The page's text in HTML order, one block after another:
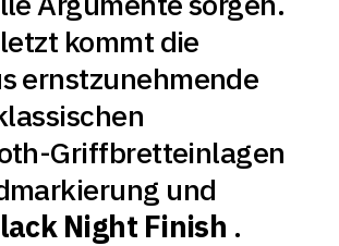
kommt die
ernstzunehmende
Griffbretteinlagen
und
Night Finish .